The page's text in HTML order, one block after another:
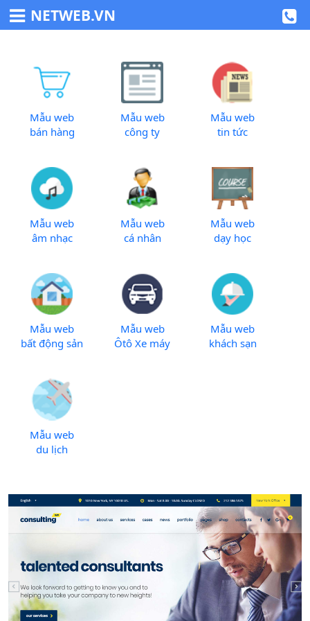
NETWEB.VN
Mẫu web
bán hàng
Mẫu web
công ty
Mẫu web
tin tức
Mẫu web
âm nhạc
Mẫu web
cá nhân
Mẫu web
dạy học
Mẫu web
bất động sản
Mẫu web
Ôtô Xe máy
Mẫu web
khách sạn
Mẫu web
du lịch